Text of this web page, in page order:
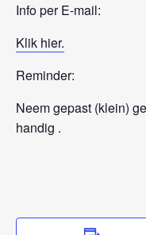
Info per E-mail:
Klik hier.
Reminder:
Neem gepast (klein)
handig .